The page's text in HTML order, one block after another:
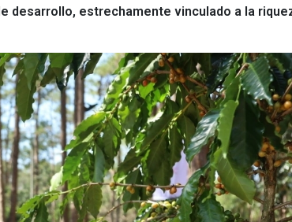
desarrollo, estrechamente vinculado a la